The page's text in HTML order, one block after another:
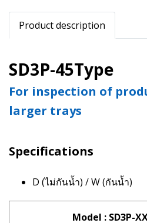
Product description
SD3P-45Type
For inspection of
larger trays
Specifications
D (ไม่กันน้ำ) / W (กันน้ำ)
Model : SD3P-